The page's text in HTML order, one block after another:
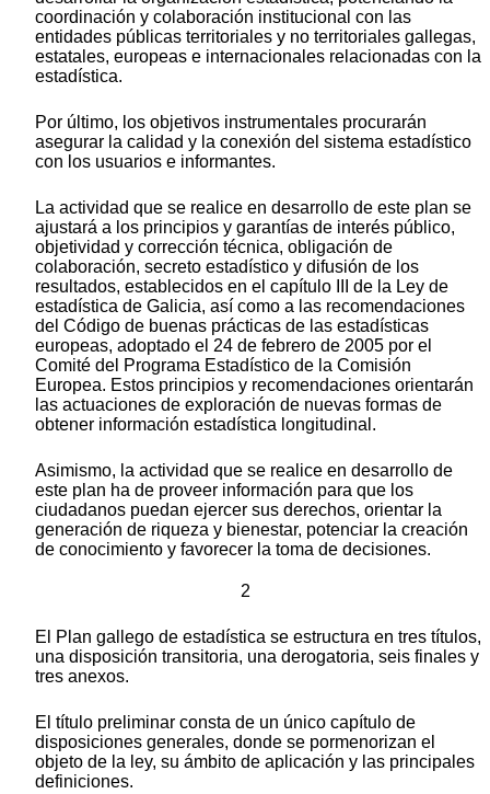
coordinación y colaboración institucional con las
entidades públicas territoriales y no territoriales gallegas,
estatales, europeas e internacionales relacionadas con la
estadística.
Por último, los objetivos instrumentales procurarán
asegurar la calidad y la conexión del sistema estadístico
con los usuarios e informantes.
La actividad que se realice en desarrollo de este plan se
ajustará a los principios y garantías de interés público,
objetividad y corrección técnica, obligación de
colaboración, secreto estadístico y difusión de los
resultados, establecidos en el capítulo III de la Ley de
estadística de Galicia, así como a las recomendaciones
del Código de buenas prácticas de las estadísticas
europeas, adoptado el 24 de febrero de 2005 por el
Comité del Programa Estadístico de la Comisión
Europea. Estos principios y recomendaciones orientarán
las actuaciones de exploración de nuevas formas de
obtener información estadística longitudinal.
Asimismo, la actividad que se realice en desarrollo de
este plan ha de proveer información para que los
ciudadanos puedan ejercer sus derechos, orientar la
generación de riqueza y bienestar, potenciar la creación
de conocimiento y favorecer la toma de decisiones.
2
El Plan gallego de estadística se estructura en tres títulos,
una disposición transitoria, una derogatoria, seis finales y
tres anexos.
El título preliminar consta de un único capítulo de
disposiciones generales, donde se pormenorizan el
objeto de la ley, su ámbito de aplicación y las principales
definiciones.